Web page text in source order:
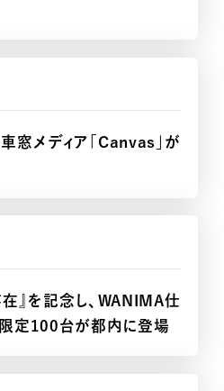
窓メディア「Canvas」が
』を記念し、WANIMA仕
定100台が都内に登場